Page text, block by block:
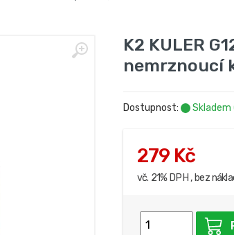
K2 KULER
nemrznoucí
Dostupnost: Skladem
279 Kč
vč. 21% DPH , bez